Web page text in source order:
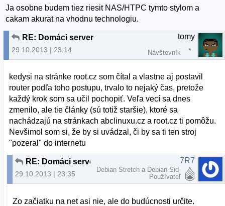
Ja osobne budem tiez riesit NAS/HTPC tymto stylom a
cakam akurat na vhodnu technologiu.
RE: Domáci server
29.10.2013 | 23:14
tomy
Návštevník
kedysi na stránke root.cz som čítal a vlastne aj postavil
router podľa toho postupu, trvalo to nejaký čas, pretože
každý krok som sa učil pochopiť. Veľa vecí sa dnes
zmenilo, ale tie články (sú totiž staršie), ktoré sa
nachádzajú na stránkach abclinuxu.cz a root.cz ti pomôžu.
Nevšimol som si, že by si uvádzal, či by sa ti ten stroj
"pozeral" do internetu
RE: Domáci server
29.10.2013 | 23:35
7R7
Debian Stretch a Debian Sid
Používateľ
Zo začiatku na net asi nie, ale do budúcnosti určite.